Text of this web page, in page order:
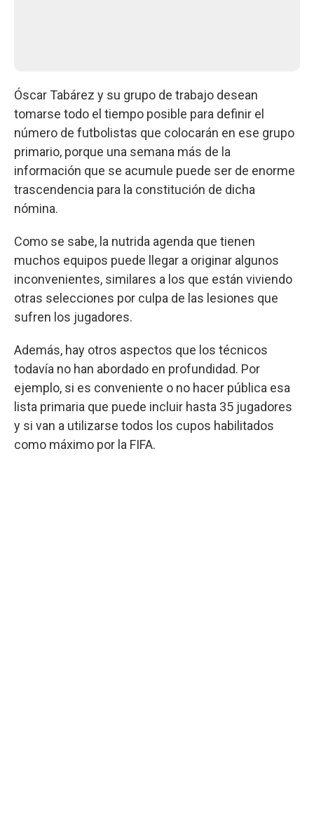
Óscar Tabárez y su grupo de trabajo desean
tomarse todo el tiempo posible para definir el
número de futbolistas que colocarán en ese grupo
primario, porque una semana más de la
información que se acumule puede ser de enorme
trascendencia para la constitución de dicha
nómina.
Como se sabe, la nutrida agenda que tienen
muchos equipos puede llegar a originar algunos
inconvenientes, similares a los que están viviendo
otras selecciones por culpa de las lesiones que
sufren los jugadores.
Además, hay otros aspectos que los técnicos
todavía no han abordado en profundidad. Por
ejemplo, si es conveniente o no hacer pública esa
lista primaria que puede incluir hasta 35 jugadores
y si van a utilizarse todos los cupos habilitados
como máximo por la FIFA.